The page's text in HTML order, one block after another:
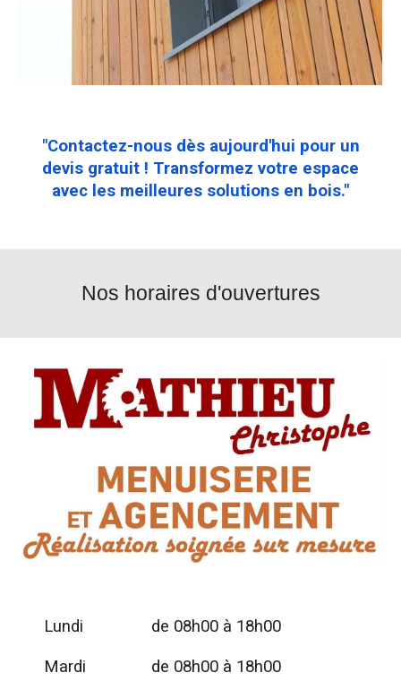
"Contactez-nous dès aujourd'hui pour un
devis gratuit ! Transformez votre espace
avec les meilleures solutions en bois."
Nos horaires d'ouvertures
Lundi de 08h00 à 18h00
Mardi de 08h00 à 18h00